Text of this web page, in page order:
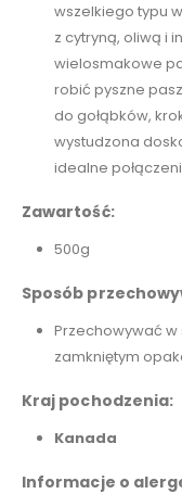
wszelkiego typu
z cytryną, oliwą i
wielosmakowe
robić pyszne
do gołąbków,
wystudzona
idealne
Zawartość:
500g
Sposób
Przechowywać w
zamkniętym
Kraj pochodzenia:
Kanada
Informacje o